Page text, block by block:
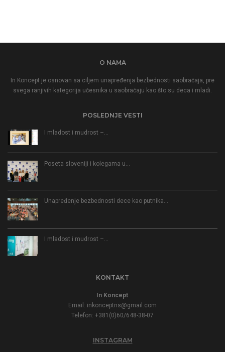
O NAMA
In Koncept je osnovan sa ciljem unapređenja bezbednosti saobraćaja, pre
svega ranjivih kategorija učesnika u saobraćaju kao što su deca i mladi.
POSLEDNJE VESTI
I mladost i mudrost –…
Poseta sloveniji i kolegama u…
Unapređenje bezbednosti dece kao putnika…
I mladost i mudrost –…
KONTAKT
In Koncept
Email: inkonceptns@gmail.com
Telefon: +381(0)60/648-38-07
INSTAGRAM